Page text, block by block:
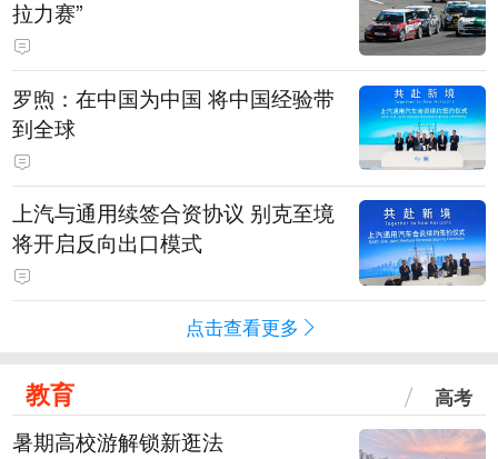
拉力赛”
罗煦：在中国为中国 将中国经验带
到全球
上汽与通用续签合资协议 别克至境
将开启反向出口模式
点击查看更多
教育 高考
暑期高校游解锁新逛法